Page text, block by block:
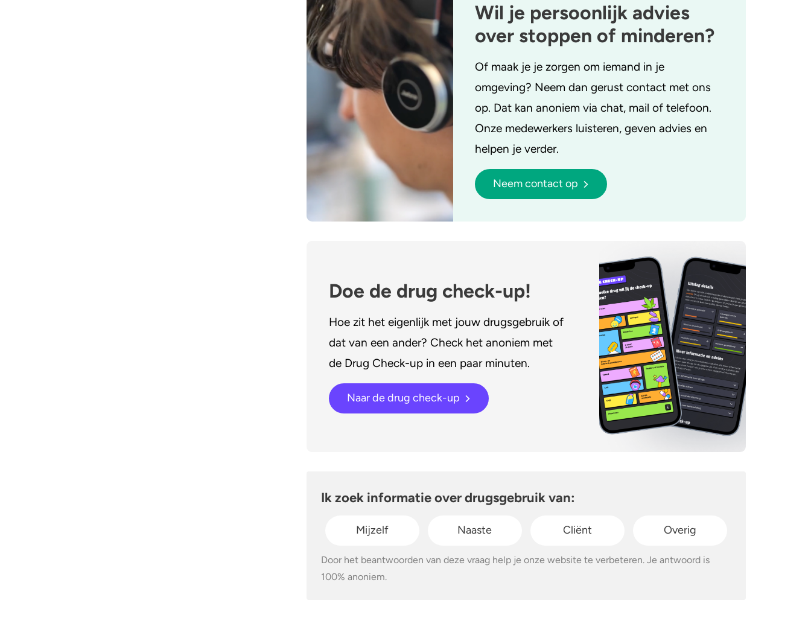
Wil je persoonlijk advies
over stoppen of minderen?
Of maak je je zorgen om iemand in je
omgeving? Neem dan gerust contact met ons
op. Dat kan anoniem via chat, mail of telefoon.
Onze medewerkers luisteren, geven advies en
helpen je verder.
Neem contact op
Doe de drug check-up!
Hoe zit het eigenlijk met jouw drugsgebruik of
dat van een ander? Check het anoniem met
de Drug Check-up in een paar minuten.
Naar de drug check-up
Ik zoek informatie over drugsgebruik van:
Mijzelf Naaste Cliënt Overig
Door het beantwoorden van deze vraag help je onze website te verbeteren. Je antwoord is
100% anoniem.